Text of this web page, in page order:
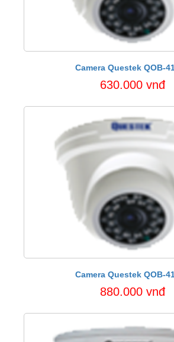
Camera Questek QOB-
630.000 vnđ
Camera Questek QOB-
880.000 vnđ